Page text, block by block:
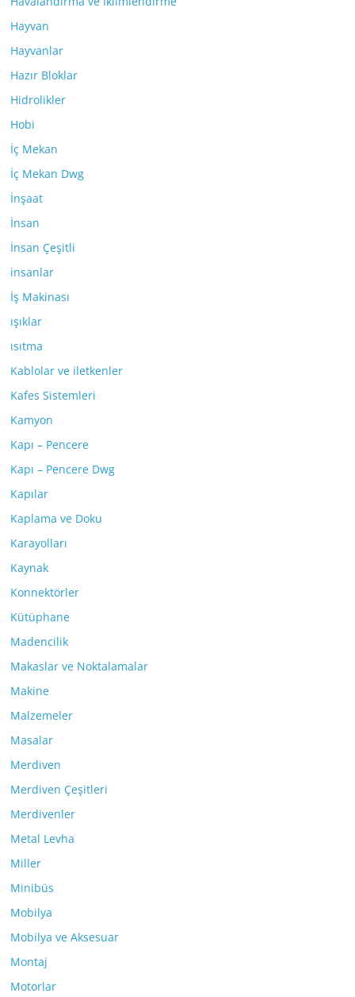
Hayvan
Hayvanlar
Hazır Bloklar
Hidrolikler
Hobi
İç Mekan
İç Mekan Dwg
İnşaat
İnsan
İnsan Çeşitli
insanlar
İş Makinası
ışıklar
ısıtma
Kablolar ve iletkenler
Kafes Sistemleri
Kamyon
Kapı – Pencere
Kapı – Pencere Dwg
Kapılar
Kaplama ve Doku
Karayolları
Kaynak
Konnektörler
Kütüphane
Madencilik
Makaslar ve Noktalamalar
Makine
Malzemeler
Masalar
Merdiven
Merdiven Çeşitleri
Merdivenler
Metal Levha
Miller
Minibüs
Mobilya
Mobilya ve Aksesuar
Montaj
Motorlar